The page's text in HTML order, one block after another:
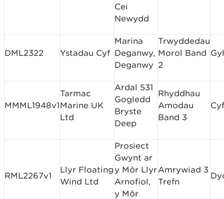
Cei
Newydd
DML2322 Ystadau Cyf
Marina
Deganwy,
Deganwy
Trwyddedau
Morol Band
2
MMML1948v1
Tarmac
Marine UK
Ltd
Ardal 531
Gogledd
Bryste
Deep
Rhyddhau
Amodau
Band 3
RML2267v1
Llyr Floating
Wind Ltd
Prosiect
Gwynt ar
y Môr Llyr
Arnofiol,
y Môr
Amrywiad 3
Trefn